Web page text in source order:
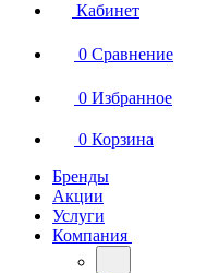
Кабинет
0 Сравнение
0 Избранное
0 Корзина
Бренды
Акции
Услуги
Компания